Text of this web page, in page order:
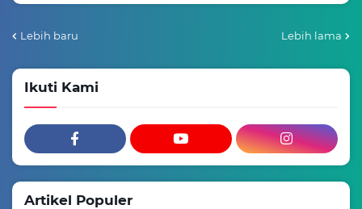
Lebih baru Lebih lama
Ikuti Kami
Artikel Populer